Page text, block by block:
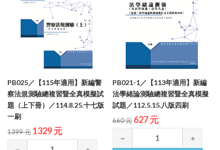
PB025／【115年適用】新編警
察法規測驗總複習暨全真模擬試
題（上下冊）／114.8.25.十七版
一刷
1399 元 1329 元
PB021-1／【113年適用】新編
法學緒論測驗總複習暨全真模擬
試題／112.5.15.八版四刷
660 元 627 元